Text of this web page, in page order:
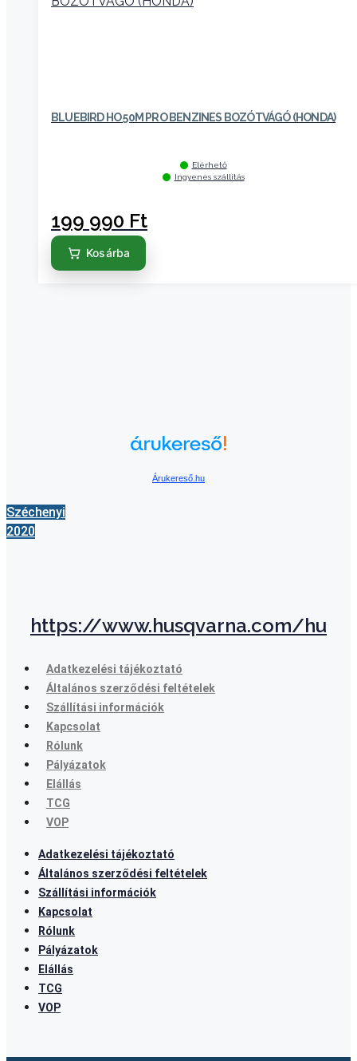
BLUEBIRD HO 50M PRO BENZINES BOZÓTVÁGÓ (HONDA)
Elérhető
Ingyenes szállítás
199 990 Ft
Kosárba
Árukereső.hu
Széchenyi
2020
https://www.husqvarna.com/hu
Adatkezelési tájékoztató
Általános szerződési feltételek
Szállítási információk
Kapcsolat
Rólunk
Pályázatok
Elállás
TCG
VOP
Adatkezelési tájékoztató
Általános szerződési feltételek
Szállítási információk
Kapcsolat
Rólunk
Pályázatok
Elállás
TCG
VOP